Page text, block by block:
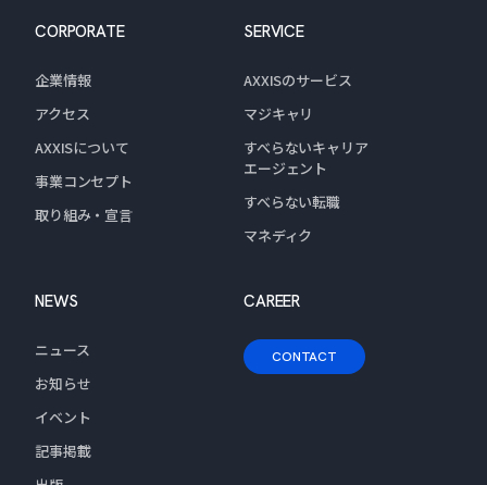
CORPORATE
企業情報
アクセス
AXXISについて
事業コンセプト
取り組み・宣言
SERVICE
AXXISのサービス
マジキャリ
すべらないキャリア
エージェント
すべらない転職
マネディク
NEWS
ニュース
お知らせ
イベント
記事掲載
CAREER
CONTACT